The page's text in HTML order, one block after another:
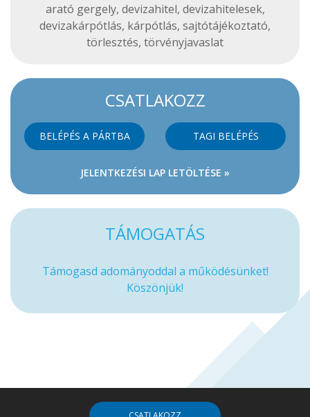
arató gergely, devizahitel, devizahitelesek,
devizakárpótlás, kárpótlás, sajtótájékoztató,
törlesztés, törvényjavaslat
CSATLAKOZZ
BELÉPÉS A PÁRTBA TAGI BELÉPÉS
JELENTKEZÉSI LAP LETÖLTÉSE »
TÁMOGATÁS
Támogasd adományoddal a működésünket!
Köszönjük!